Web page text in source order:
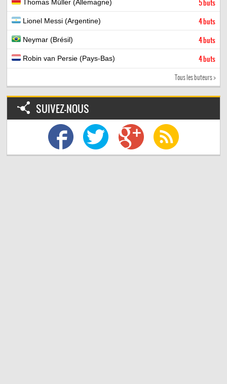
Thomas Müller (Allemagne) 5 buts
Lionel Messi (Argentine) 4 buts
Neymar (Brésil) 4 buts
Robin van Persie (Pays-Bas) 4 buts
Tous les buteurs >
SUIVEZ-NOUS